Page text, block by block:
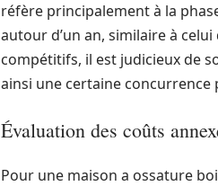
réfère principalement à la
autour d’un an, similaire à
compétitifs, il est judicieux de
ainsi une certaine
Évaluation des coûts
Pour une maison a ossature